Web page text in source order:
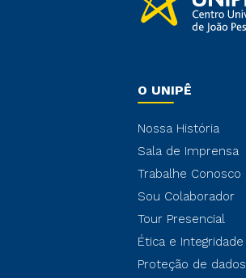
O UNIPÊ
Nossa História
Sala de Imprensa
Trabalhe Conosco
Sou Colaborador
Tour Presencial
Ética e Integridade
Proteção de dados